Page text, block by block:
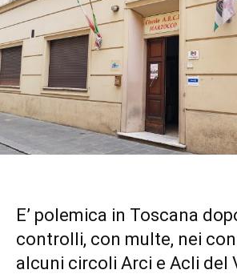
E’ polemica in Toscana
controlli, con multe, nei
alcuni circoli Arci e Acli del